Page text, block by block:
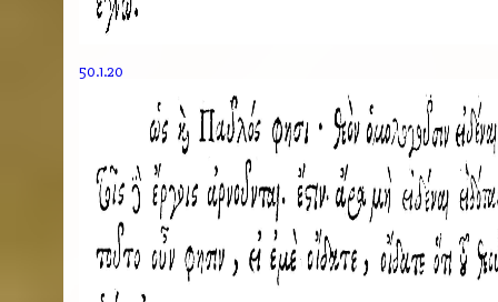
50.1.20